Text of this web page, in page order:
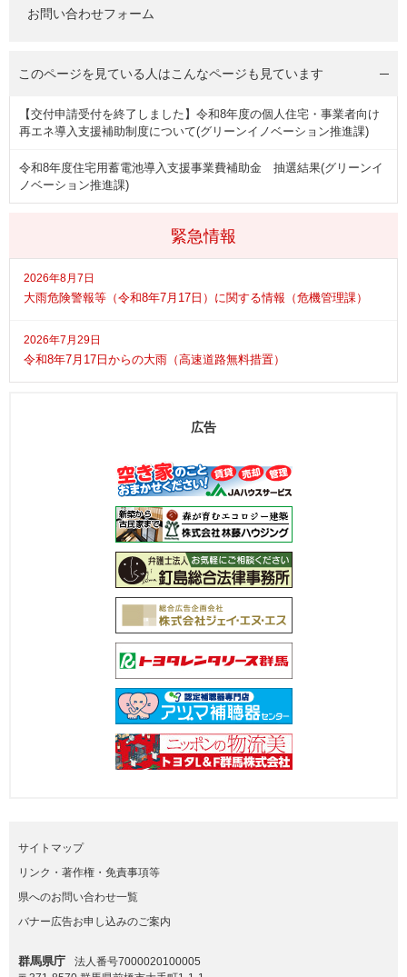
お問い合わせフォーム
緊急情報
2026年8月7日
大雨危険警報等（令和8年7月17日）に関する情報（危機管理課）
2026年7月29日
令和8年7月17日からの大雨（高速道路無料措置）
このページを見ている人はこんなページも見ています
【交付申請受付を終了しました】令和8年度の個人住宅・事業者向け
再エネ導入支援補助制度について(グリーンイノベーション推進課)
令和8年度住宅用蓄電池導入支援事業費補助金 抽選結果(グリーンイ
ノベーション推進課)
広告
サイトマップ
リンク・著作権・免責事項等
県へのお問い合わせ一覧
バナー広告お申し込みのご案内
群馬県庁
法人番号7000020100005